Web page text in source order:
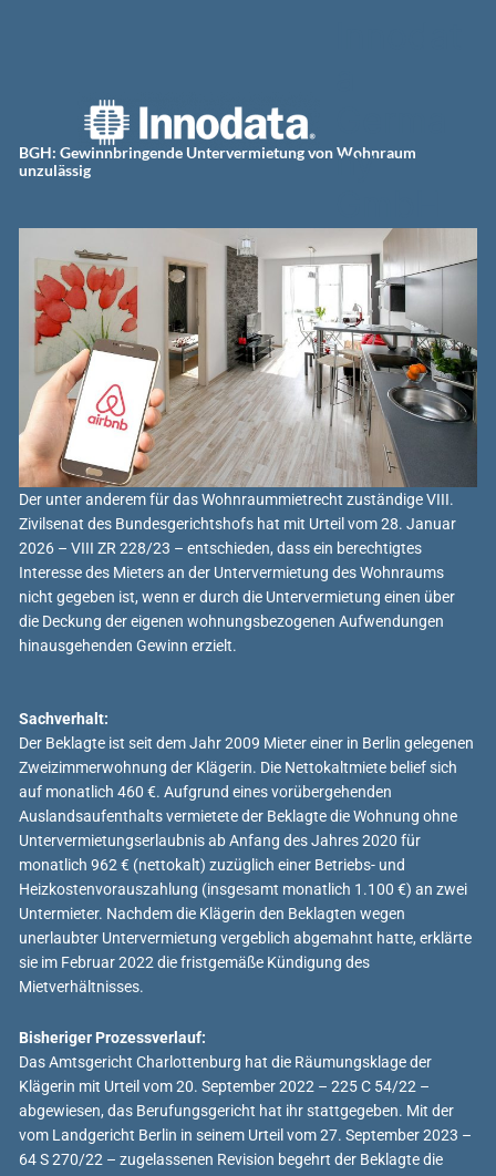
ny
BGH: Gewinnbringende Untervermietung von Wohnraum
unzulässig
Der unter anderem für das Wohnraummietrecht zuständige VIII.
Zivilsenat des Bundesgerichtshofs hat mit Urteil vom 28. Januar
2026 – VIII ZR 228/23 – entschieden, dass ein berechtigtes
Interesse des Mieters an der Untervermietung des Wohnraums
nicht gegeben ist, wenn er durch die Untervermietung einen über
die Deckung der eigenen wohnungsbezogenen Aufwendungen
hinausgehenden Gewinn erzielt.
Sachverhalt:
Der Beklagte ist seit dem Jahr 2009 Mieter einer in Berlin gelegenen
Zweizimmerwohnung der Klägerin. Die Nettokaltmiete belief sich
auf monatlich 460 €. Aufgrund eines vorübergehenden
Auslandsaufenthalts vermietete der Beklagte die Wohnung ohne
Untervermietungserlaubnis ab Anfang des Jahres 2020 für
monatlich 962 € (nettokalt) zuzüglich einer Betriebs- und
Heizkostenvorauszahlung (insgesamt monatlich 1.100 €) an zwei
Untermieter. Nachdem die Klägerin den Beklagten wegen
unerlaubter Untervermietung vergeblich abgemahnt hatte, erklärte
sie im Februar 2022 die fristgemäße Kündigung des
Mietverhältnisses.
Bisheriger Prozessverlauf:
Das Amtsgericht Charlottenburg hat die Räumungsklage der
Klägerin mit Urteil vom 20. September 2022 – 225 C 54/22 –
abgewiesen, das Berufungsgericht hat ihr stattgegeben. Mit der
vom Landgericht Berlin in seinem Urteil vom 27. September 2023 –
64 S 270/22 – zugelassenen Revision begehrt der Beklagte die